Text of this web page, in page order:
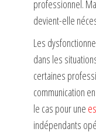
professionnel.
devient-elle
Les
dans les
certaines
communication
le cas pour une
indépendants